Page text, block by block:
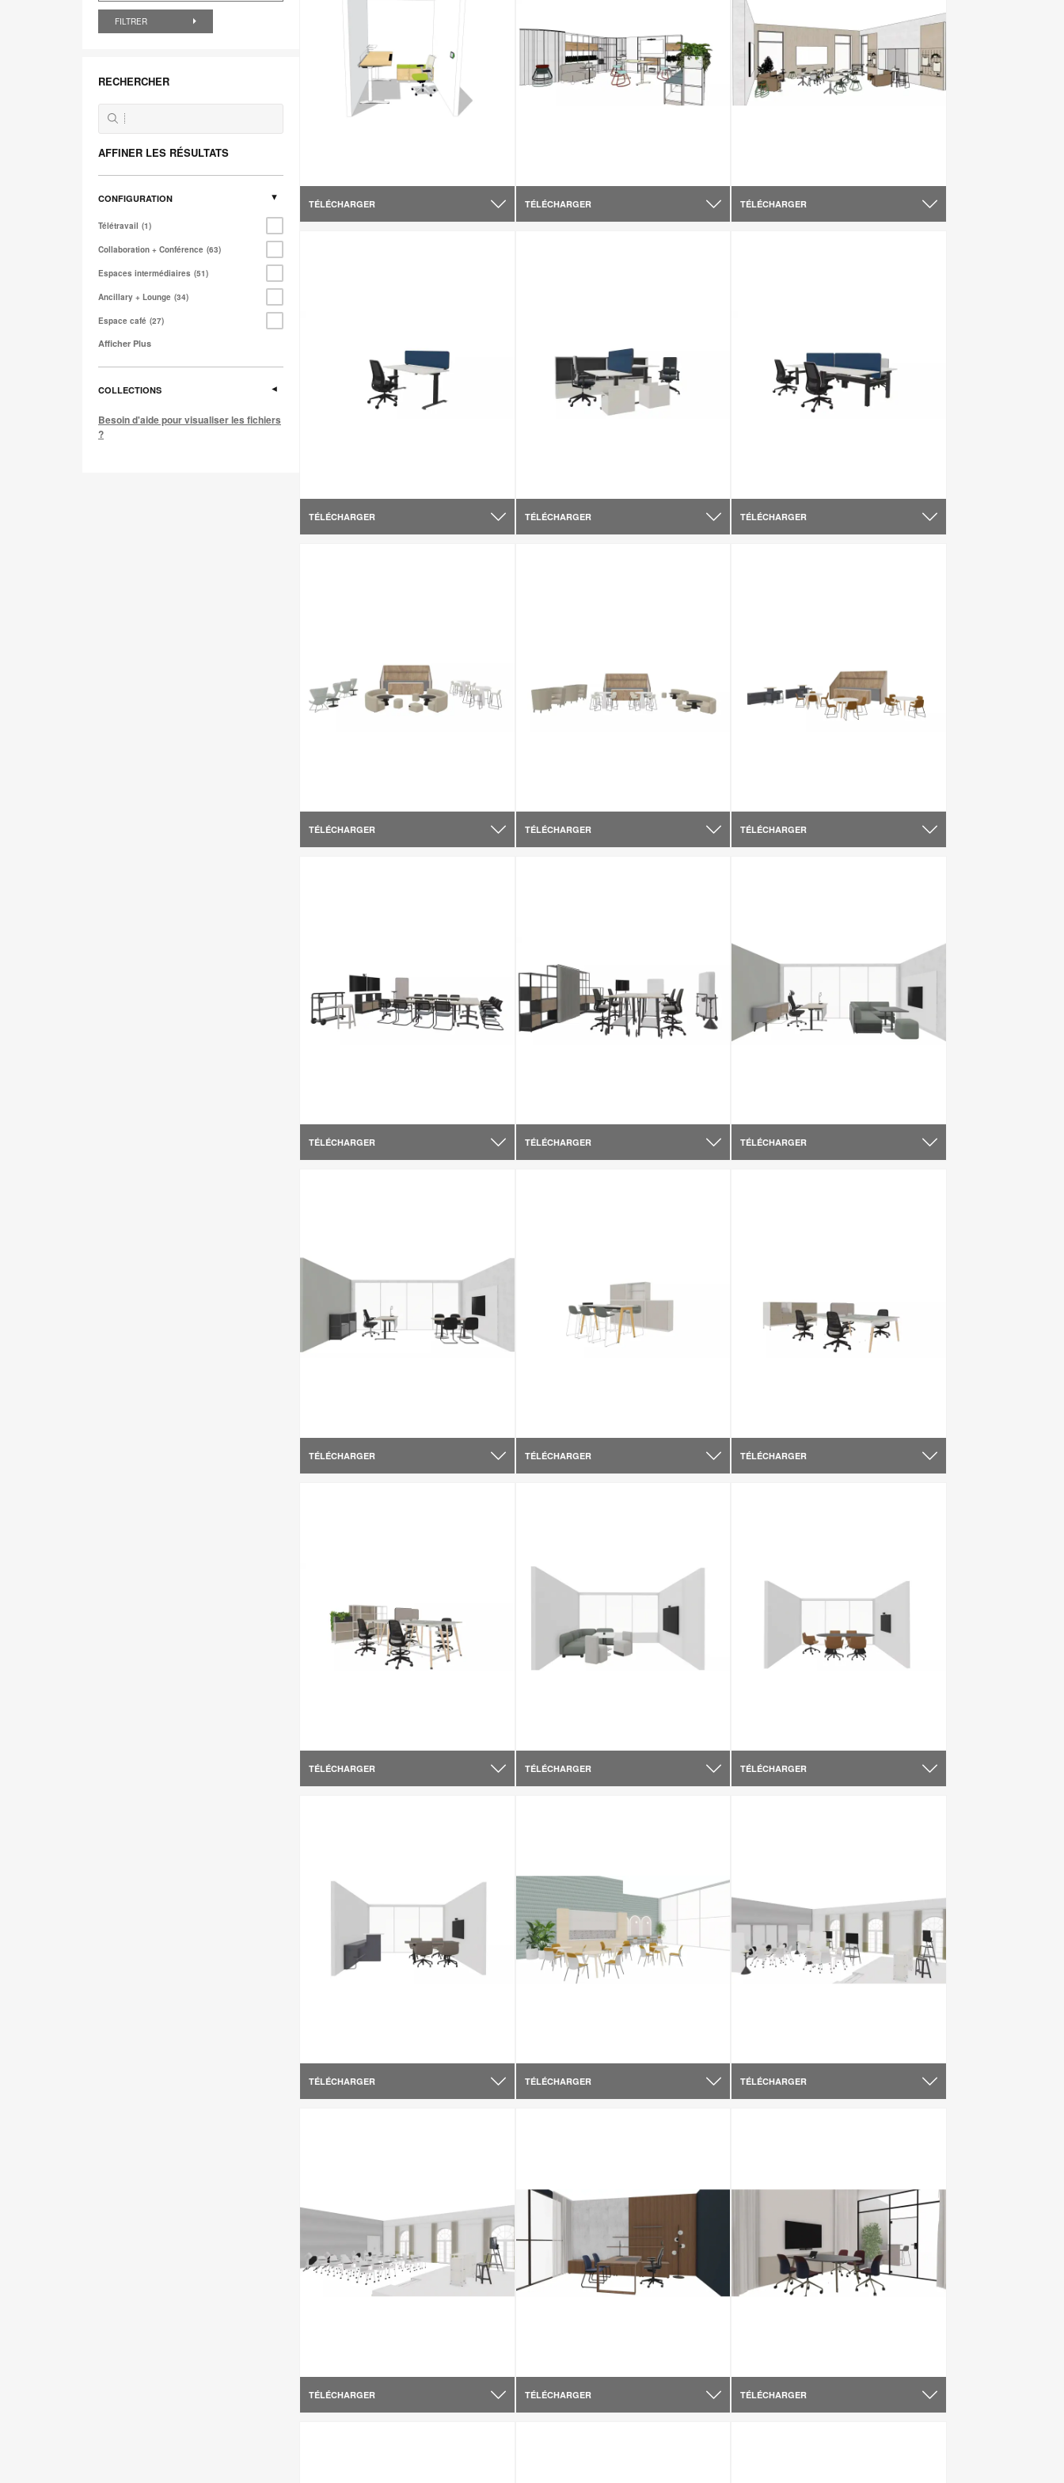
FILTRER
RECHERCHER
AFFINER LES RÉSULTATS
CONFIGURATION
Télétravail 1
Collaboration + Conférence 63
Espaces intermédiaires 51
Ancillary + Lounge 34
Espace café 27
Afficher Plus
COLLECTIONS
Besoin d'aide pour visualiser les fichiers
?
TÉLÉCHARGER TÉLÉCHARGER TÉLÉCHARGER
TÉLÉCHARGER TÉLÉCHARGER TÉLÉCHARGER
TÉLÉCHARGER TÉLÉCHARGER TÉLÉCHARGER
TÉLÉCHARGER TÉLÉCHARGER TÉLÉCHARGER
TÉLÉCHARGER TÉLÉCHARGER TÉLÉCHARGER
TÉLÉCHARGER TÉLÉCHARGER TÉLÉCHARGER
TÉLÉCHARGER TÉLÉCHARGER TÉLÉCHARGER
TÉLÉCHARGER TÉLÉCHARGER TÉLÉCHARGER